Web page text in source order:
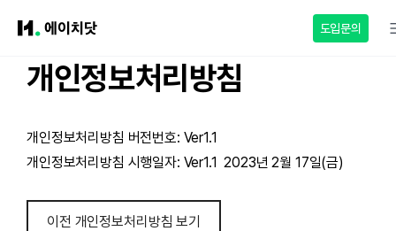
도입문의
개인정보처리방침
개인정보처리방침 버전번호: Ver1.1
개인정보처리방침 시행일자: Ver1.1 2023년 2월 17일(금)
이전 개인정보처리방침 보기